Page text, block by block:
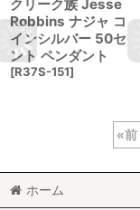
クリーク族 Jesse
Robbins ナジャ コ
インシルバー 50セ
ント ペンダント
[R37S-151]
«前
ホーム